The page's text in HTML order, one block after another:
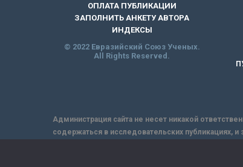
ОПЛАТА ПУБЛИКАЦИИ
ЗАПОЛНИТЬ АНКЕТУ АВТОРА
ИНДЕКСЫ
© 2022 Евразийский Союз Ученых.
All Rights Reserved.
Администрация сайта не несет никакой
содержаться в исследовательских публикациях,